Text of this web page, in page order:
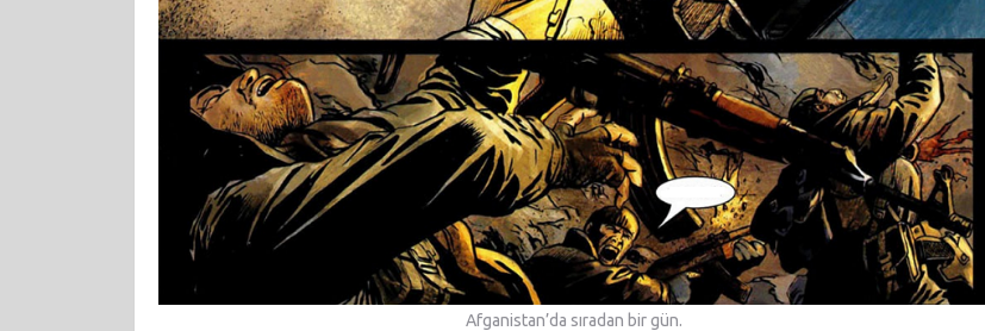
Afganistan’da sıradan bir gün.